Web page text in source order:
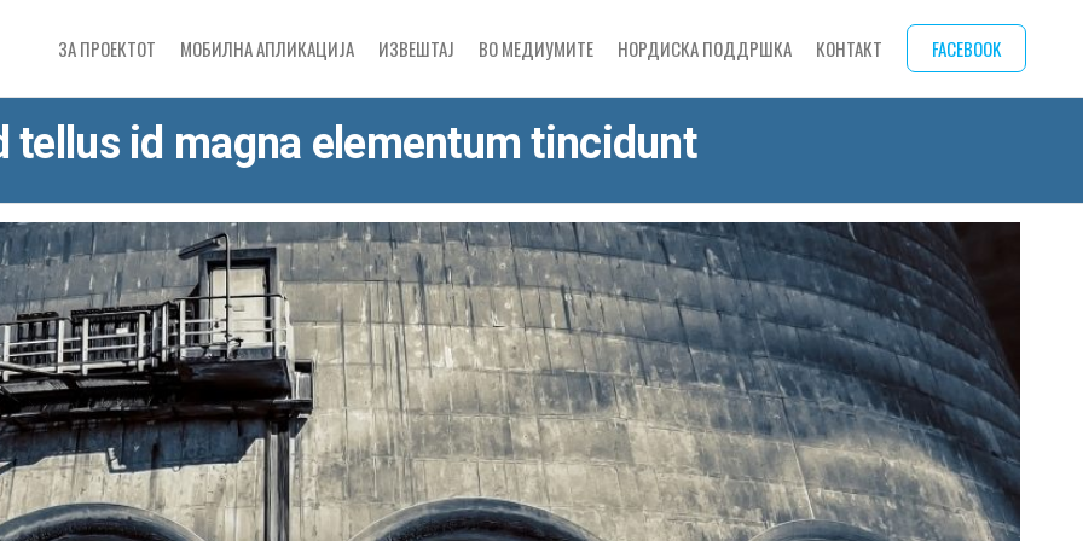
FACEBOOK
ЗА ПРОЕКТОТ МОБИЛНА АПЛИКАЦИЈА ИЗВЕШТАЈ ВО МЕДИУМИТЕ НОРДИСКА ПОДДРШКА КОНТАКТ
tellus id magna elementum tincidunt